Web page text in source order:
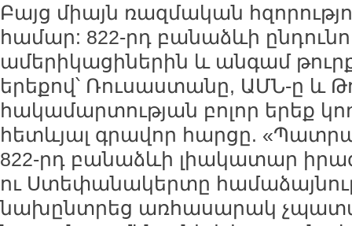
Բայց միայն ռազմական
համար: 822-րդ բանաձևի
ամերիկացիներին և անգամ
երեքով՝ Ռուսաստանը, ԱՄՆ-ը և
հակամարտության բոլոր երեք
հետևյալ գրավոր հարցը.
822-րդ բանաձևի լիակատար
ու Ստեփանակերտը
նախընտրեց առհասարակ